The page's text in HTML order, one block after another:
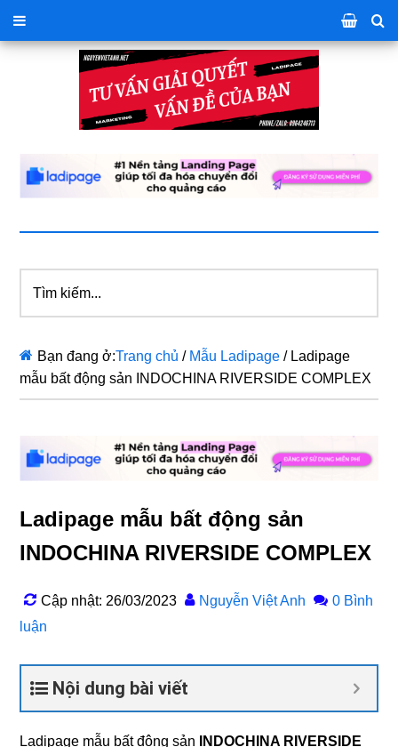
kiếm...
Bạn đang ở:Trang chủ / Mẫu Ladipage /Ladipage
mẫu bất động sản INDOCHINA RIVERSIDE COMPLEX
Ladipage mẫu bất động sản
INDOCHINA RIVERSIDE COMPLEX
Cập nhật: 26/03/2023 Nguyễn Việt Anh
0 Bình
luận
Nội dung bài viết
Ladipage mẫu bất động sản
INDOCHINA RIVERSIDE